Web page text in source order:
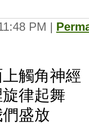
PM |
觸角神經
律起舞
盛放